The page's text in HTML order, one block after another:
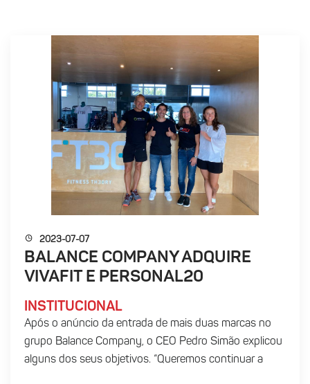
2023-07-07
BALANCE COMPANY ADQUIRE
VIVAFIT E PERSONAL20
INSTITUCIONAL
Após o anúncio da entrada de mais duas marcas no
grupo Balance Company, o CEO Pedro Simão explicou
alguns dos seus objetivos. “Queremos continuar a